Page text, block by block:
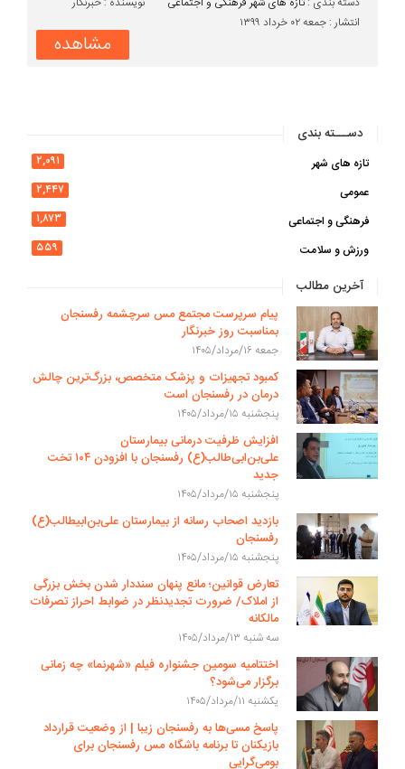
انتشار : جمعه ۰۲ خرداد ۱۳۹۹
مشاهده
دســـته بندی
تازه های شهر
۲,۰۹۱
عمومی
۲,۴۴۷
فرهنگی و اجتماعی
۱,۸۷۳
ورزش و سلامت
۵۵۹
آخرین مطالب
پیام سرپرست مجتمع مس سرچشمه رفسنجان
بمناسبت روز خبرنگار
جمعه ۱۶/مرداد/۱۴۰۵
کمبود تجهیزات و پزشک متخصص، بزرگ‌ترین چالش
درمان در رفسنجان است
پنجشنبه ۱۵/مرداد/۱۴۰۵
افزایش ظرفیت درمانی بیمارستان
علی‌بن‌ابی‌طالب(ع) رفسنجان با افزودن ۱۰۴ تخت
جدید
پنجشنبه ۱۵/مرداد/۱۴۰۵
بازدید اصحاب رسانه از بیمارستان علی‌بن‌ابیطالب(ع)
رفسنجان
پنجشنبه ۱۵/مرداد/۱۴۰۵
تعارض قوانین؛ مانع پنهان سنددار شدن بخش بزرگی
از املاک/ ضرورت تجدیدنظر در ضوابط احراز تصرفات
مالکانه
سه شنبه ۱۳/مرداد/۱۴۰۵
اختتامیه سومین جشنواره فیلم «شهرنما» چه زمانی
برگزار می‌شود؟
یکشنبه ۱۱/مرداد/۱۴۰۵
پاسخ مسی‌ها به رفسنجان زیبا | از وضعیت قرارداد
بازیکنان تا برنامه باشگاه مس رفسنجان برای
بومی‌گرایی